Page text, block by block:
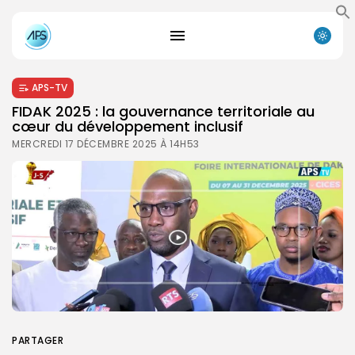
APS-TV
FIDAK 2025 : la gouvernance territoriale au
cœur du développement inclusif
MERCREDI 17 DÉCEMBRE 2025 À 14H53
PARTAGER